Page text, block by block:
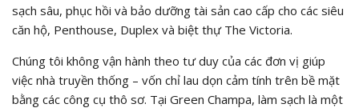
sạch sâu, phục hồi và bảo dưỡng tài sản cao cấp cho các siêu
căn hộ, Penthouse, Duplex và biệt thự The Victoria.
Chúng tôi không vận hành theo tư duy của các đơn vị giúp
việc nhà truyền thống – vốn chỉ lau dọn cảm tính trên bề mặt
bằng các công cụ thô sơ. Tại Green Champa, làm sạch là một